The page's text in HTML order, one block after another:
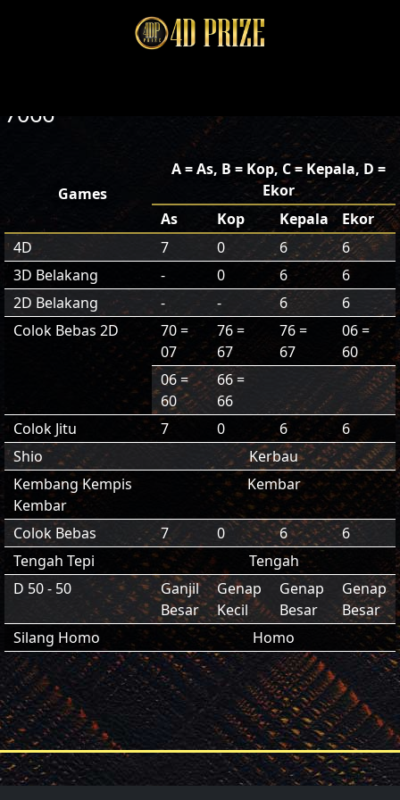
7066
Games
A = As, B = Kop, C = Kepala, D =
Ekor
As
Kop Kepala
Ekor
4D
7 0 6
6
3D Belakang
- 0 6
6
2D Belakang
- - 6
6
Colok Bebas 2D
70 =
07
76 =
67
76 =
67
06 =
60
06 =
60
66 =
66
Colok Jitu
7 0 6
6
Shio
Kerbau
Kembang Kempis
Kembar
Kembar
Colok Bebas 7 0 6
6
Tengah Tepi
Tengah
D 50 - 50
Ganjil
Besar
Genap
Kecil
Genap
Besar
Genap
Besar
Silang Homo
Homo